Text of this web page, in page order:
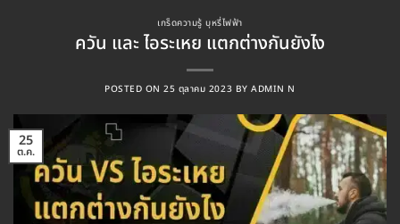
เกร็ดความรู้ บุหรี่ไฟฟ้า
ควัน และ ไอระเหย แตกต่างกันยังไง
POSTED ON25 ตุลาคม 2023 BYADMIN N
25
ต.ค.